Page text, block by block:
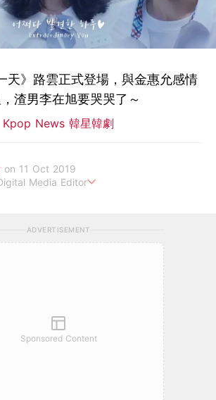
天》路雲正式登場，與金惠允感情
渣男李在旭要哭哭了～
Kpop News 韓星韓劇
on 11 Oct 2019
Media Editor
ADVERTISEMENT
Sponsored Content